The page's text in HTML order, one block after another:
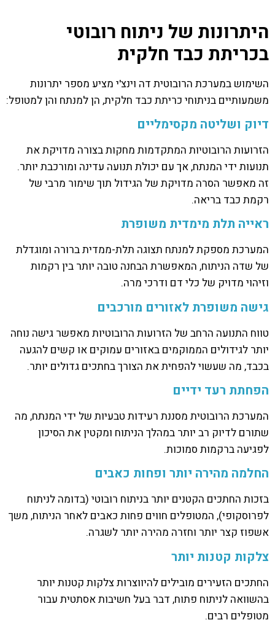
היתרונות של ניתוח רובוטי
בכריתת כבד חלקית
השימוש במערכת הרובוטית דה וינצ'י מציע מספר יתרונות
משמעותיים בניתוחי כריתת כבד חלקית, הן למנתח והן למטופל:
דיוק ושליטה מקסימליים
הזרועות הרובוטיות המתקדמות מחקות בצורה מדויקת את
תנועות ידי המנתח, אך עם יכולת תנועה עדינה ומורכבת יותר.
זה מאפשר הסרה מדויקת של הגידול תוך שימור מרבי של
רקמת כבד בריאה.
ראייה תלת מימדית משופרת
המערכת מספקת למנתח תצוגה תלת-ממדית ברורה ומוגדלת
של שדה הניתוח, המאפשרת הבחנה טובה יותר בין רקמות
וזיהוי מדויק של כלי דם ודרכי מרה.
גישה משופרת לאזורים מורכבים
טווח התנועה הרחב של הזרועות הרובוטיות מאפשר גישה נוחה
יותר לגידולים הממוקמים באזורים עמוקים או קשים להגעה
בכבד, מה שעשוי להפחית את הצורך בחתכים גדולים יותר.
הפחתת רעד ידיים
המערכת הרובוטית מסננת רעידות טבעיות של ידי המנתח, מה
שתורם לדיוק רב יותר במהלך הניתוח ומקטין את הסיכון
לפגיעה ברקמות סמוכות.
החלמה מהירה יותר ופחות כאבים
בזכות החתכים הקטנים יותר בניתוח רובוטי (בדומה לניתוח
לפרוסקופי), המטופלים חווים פחות כאבים לאחר הניתוח, משך
אשפוז קצר יותר וחזרה מהירה יותר לשגרה.
צלקות קטנות יותר
החתכים הזעירים מובילים להיווצרות צלקות קטנות יותר
בהשוואה לניתוח פתוח, דבר בעל חשיבות אסתטית עבור
מטופלים רבים.